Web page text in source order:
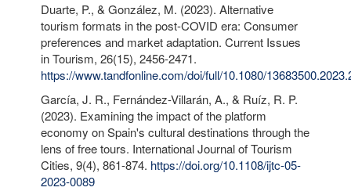
Duarte, P., & González, M. (2023). Alternative
tourism formats in the post-COVID era: Consumer
preferences and market adaptation. Current Issues
in Tourism, 26(15), 2456-2471.
https://www.tandfonline.com/doi/full/10.1080/
García, J. R., Fernández-Villarán, A., & Ruíz, R. P.
(2023). Examining the impact of the platform
economy on Spain's cultural destinations through the
lens of free tours. International Journal of Tourism
Cities, 9(4), 861-874. https://doi.org/10.1108/ijtc-05-
2023-0089